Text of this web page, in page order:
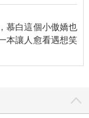
且海裡還有一隻可
，連曬太陽的浮冰
明明沒有靠近大
陸延伸出來的一部
慕白這個小傲嬌也
本讓人愈看遇想笑